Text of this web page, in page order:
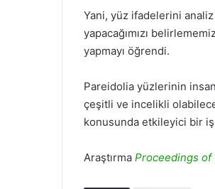
Yani, yüz ifadelerini
yapacağımızı
yapmayı öğrendi.
Pareidolia yüzlerinin
çeşitli ve incelikli
konusunda etkileyici bir
Araştırma Proceedings of